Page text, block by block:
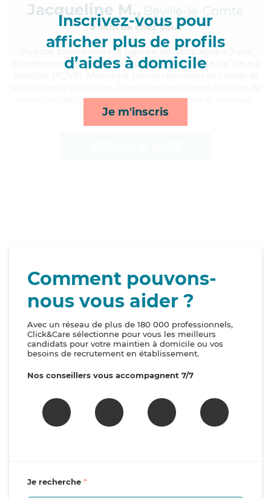
Inscrivez-vous pour
afficher plus de profils
d’aides à domicile
Je m'inscris
Jacqueline M., Béville-le-Comte
à 5km de chez Vous
, bienveillante et rigoureuse, Jacqueline a 9 ans
d'expérience et possède un diplôme d'Assistante De Vie aux
lever/coucher, compagnie/loisirs, transports et ménage*
Comment pouvons-
nous vous aider ?
Avec un réseau de plus de 180 000 professionnels,
Click&Care sélectionne pour vous les meilleurs
candidats pour votre maintien à domicile ou vos
besoins de recrutement en établissement.
Nos conseillers vous accompagnent 7/7
Je recherche